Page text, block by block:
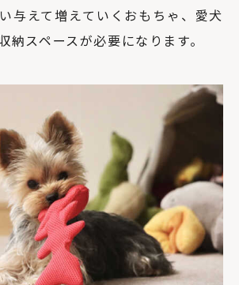
与えて増えていくおもちゃ、愛犬
納スペースが必要になります。